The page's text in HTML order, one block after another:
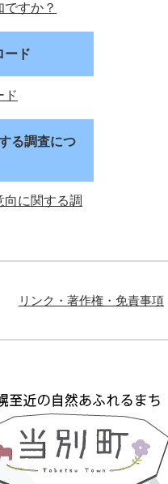
すか？
ード
ド
る調査につ
向に関する調
リンク・著作権・免責事項